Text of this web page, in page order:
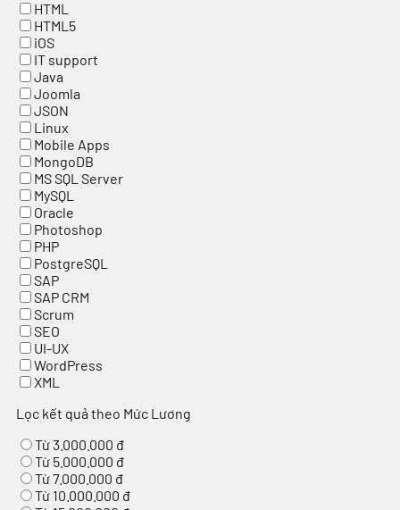
HTML
HTML5
iOS
IT support
Java
Joomla
JSON
Linux
Mobile Apps
MongoDB
MS SQL Server
MySQL
Oracle
Photoshop
PHP
PostgreSQL
SAP
SAP CRM
Scrum
SEO
UI-UX
WordPress
XML
Lọc kết quả theo Mức Lương
Từ 3.000.000 đ
Từ 5.000.000 đ
Từ 7.000.000 đ
Từ 10.000.000 đ